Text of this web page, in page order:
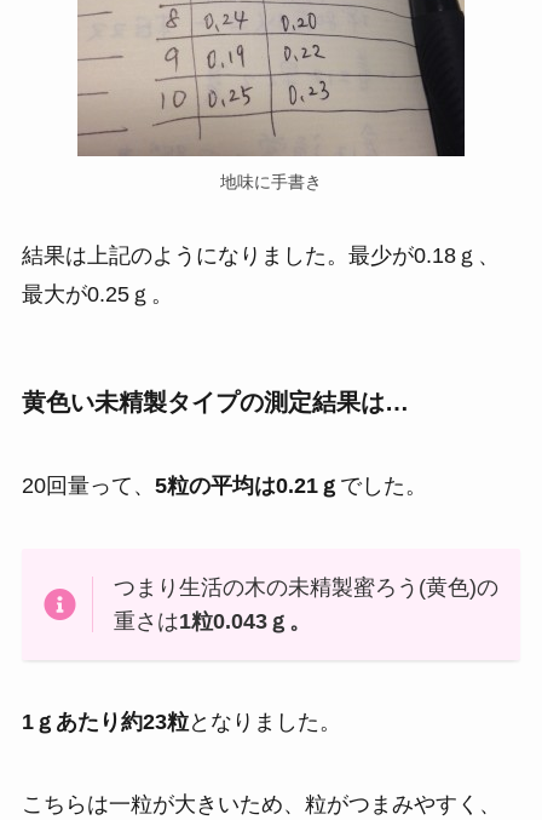
地味に手書き
結果は上記のようになりました。最少が0.18ｇ、
最大が0.25ｇ。
黄色い未精製タイプの測定結果は…
20回量って、 5粒の平均は0.21ｇ でした。
つまり生活の木の未精製蜜ろう(黄色)の
重さは1粒0.043ｇ。
1ｇあたり約23粒となりました。
こちらは一粒が大きいため、粒がつまみやすく、